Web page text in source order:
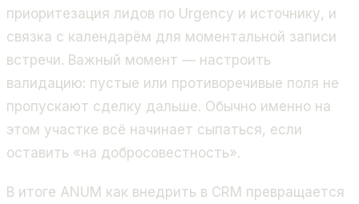
приоритезация лидов по Urgency и источнику, и
связка с календарём для моментальной записи
встречи. Важный момент — настроить
валидацию: пустые или противоречивые поля не
пропускают сделку дальше. Обычно именно на
этом участке всё начинает сыпаться, если
оставить «на добросовестность».
В итоге ANUM как внедрить в CRM превращается